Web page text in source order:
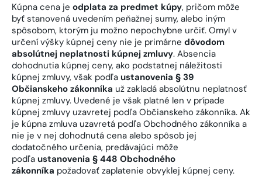
Kúpna cena je odplata za predmet kúpy, pričom môže
byť stanovená uvedením peňažnej sumy, alebo iným
spôsobom, ktorým ju možno nepochybne určiť. Omyl v
určení výšky kúpnej ceny nie je primárne dôvodom
absolútnej neplatnosti kúpnej zmluvy. Absencia
dohodnutia kúpnej ceny, ako podstatnej náležitosti
kúpnej zmluvy, však podľa ustanovenia § 39
Občianskeho zákonníka už zakladá absolútnu neplatnosť
kúpnej zmluvy. Uvedené je však platné len v prípade
kúpnej zmluvy uzavretej podľa Občianskeho zákonníka. Ak
je kúpna zmluva uzavretá podľa Obchodného zákonníka a
nie je v nej dohodnutá cena alebo spôsob jej
dodatočného určenia, predávajúci môže
podľa ustanovenia § 448 Obchodného
zákonníka požadovať zaplatenie obvyklej kúpnej ceny.